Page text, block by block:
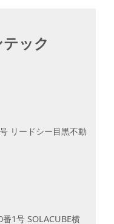
ック
リードシー目黒不動
番1号SOLACUBE横